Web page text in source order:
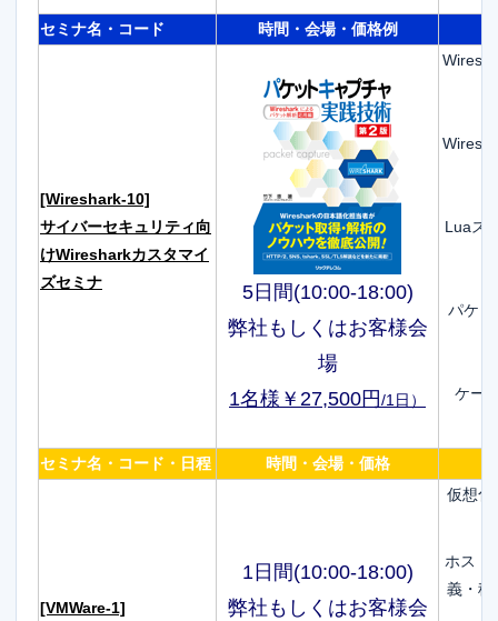
セミナ名・コード 時間・会場・価格例
[Wireshark-10]
サイバーセキュリティ向
けWiresharkカスタマイ
ズセミナ
5日間(10:00-18:00)
弊社もしくはお客様会
場
1名様￥27,500円/1日 ）
Luaス
パケ
ケー
セミナ名・コード・日程 時間・会場・価格
[VMWare-1]
1日間(10:00-18:00)
弊社もしくはお客様会
仮想化
ホスト
義・種